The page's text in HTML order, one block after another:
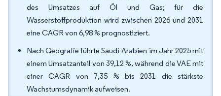
des Umsatzes auf Öl und Gas; für die
Wasserstoffproduktion wird zwischen 2026 und 2031
eine CAGR von 6,98 % prognostiziert.
Nach Geografie führte Saudi-Arabien im Jahr 2025 mit
einem Umsatzanteil von 39,12 %, während die VAE mit
einer CAGR von 7,35 % bis 2031 die stärkste
Wachstumsdynamik aufweisen.